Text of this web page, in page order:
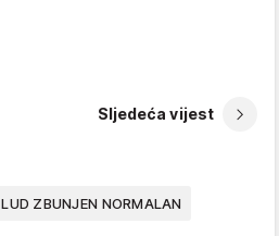
Sljedeća vijest
LUD ZBUNJEN NORMALAN